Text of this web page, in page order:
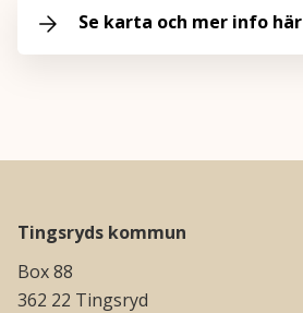
Se karta och mer info här
Tingsryds kommun
Box 88
362 22 Tingsryd